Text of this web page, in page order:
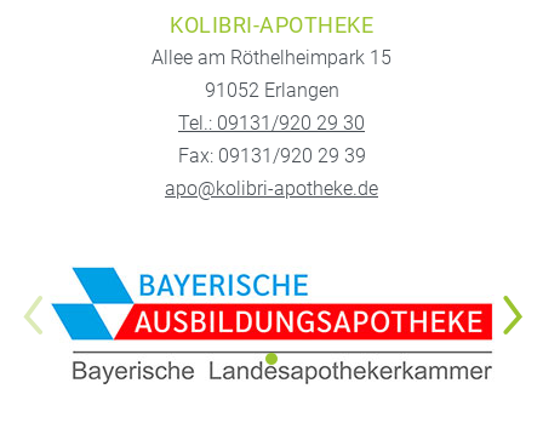
KOLIBRI-APOTHEKE
Allee am Röthelheimpark 15
91052 Erlangen
Tel.: 09131/920 29 30
Fax: 09131/920 29 39
apo@kolibri-apotheke.de